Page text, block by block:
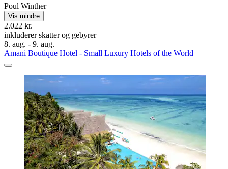
Poul Winther
Vis mindre
2.022 kr.
inkluderer skatter og gebyrer
8. aug. - 9. aug.
Amani Boutique Hotel - Small Luxury Hotels of the World